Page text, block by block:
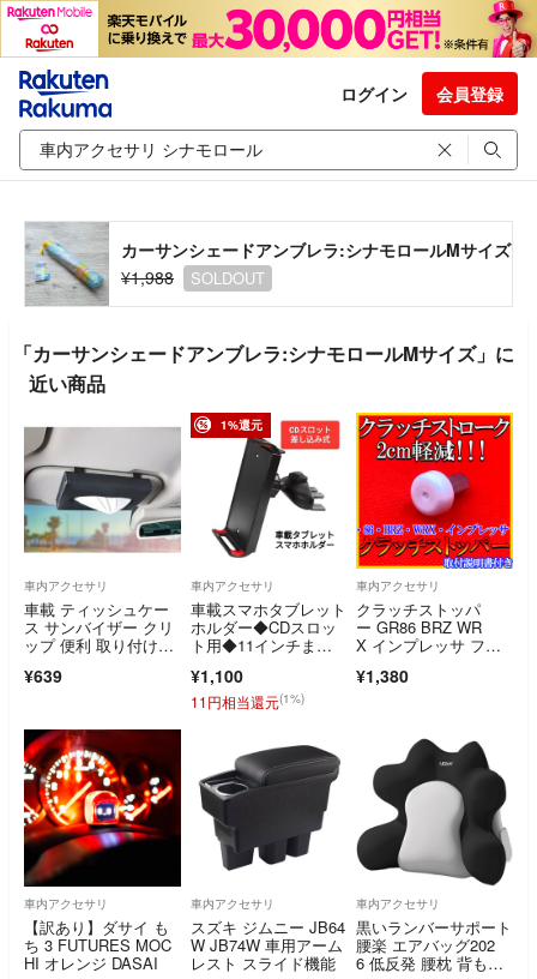
ログイン 会員登録
カーサンシェードアンブレラ:シナモロールMサイズ
¥1,988
SOLDOUT
「カーサンシェードアンブレラ:シナモロールMサイズ」に
近い商品
車内アクセサリ
車載 ティッシュケー
ス サンバイザー クリ
ップ 便利 取り付け簡
¥639
1%還元
車内アクセサリ
車載スマホタブレット
ホルダー◆CDスロッ
ト用◆11インチまで
¥1,100
11円相当還元(1%)
車内アクセサリ
クラッチストッパ
ー GR86 BRZ WR
X インプレッサ フィ
¥1,380
車内アクセサリ
【訳あり】ダサイ も
ち 3 FUTURES MOC
HI オレンジ DASAI
車内アクセサリ
スズキ ジムニー JB64
W JB74W 車用アーム
レスト スライド機能
車内アクセサリ
黒いランバーサポート
腰楽 エアバッグ202
6 低反発 腰枕 背もた